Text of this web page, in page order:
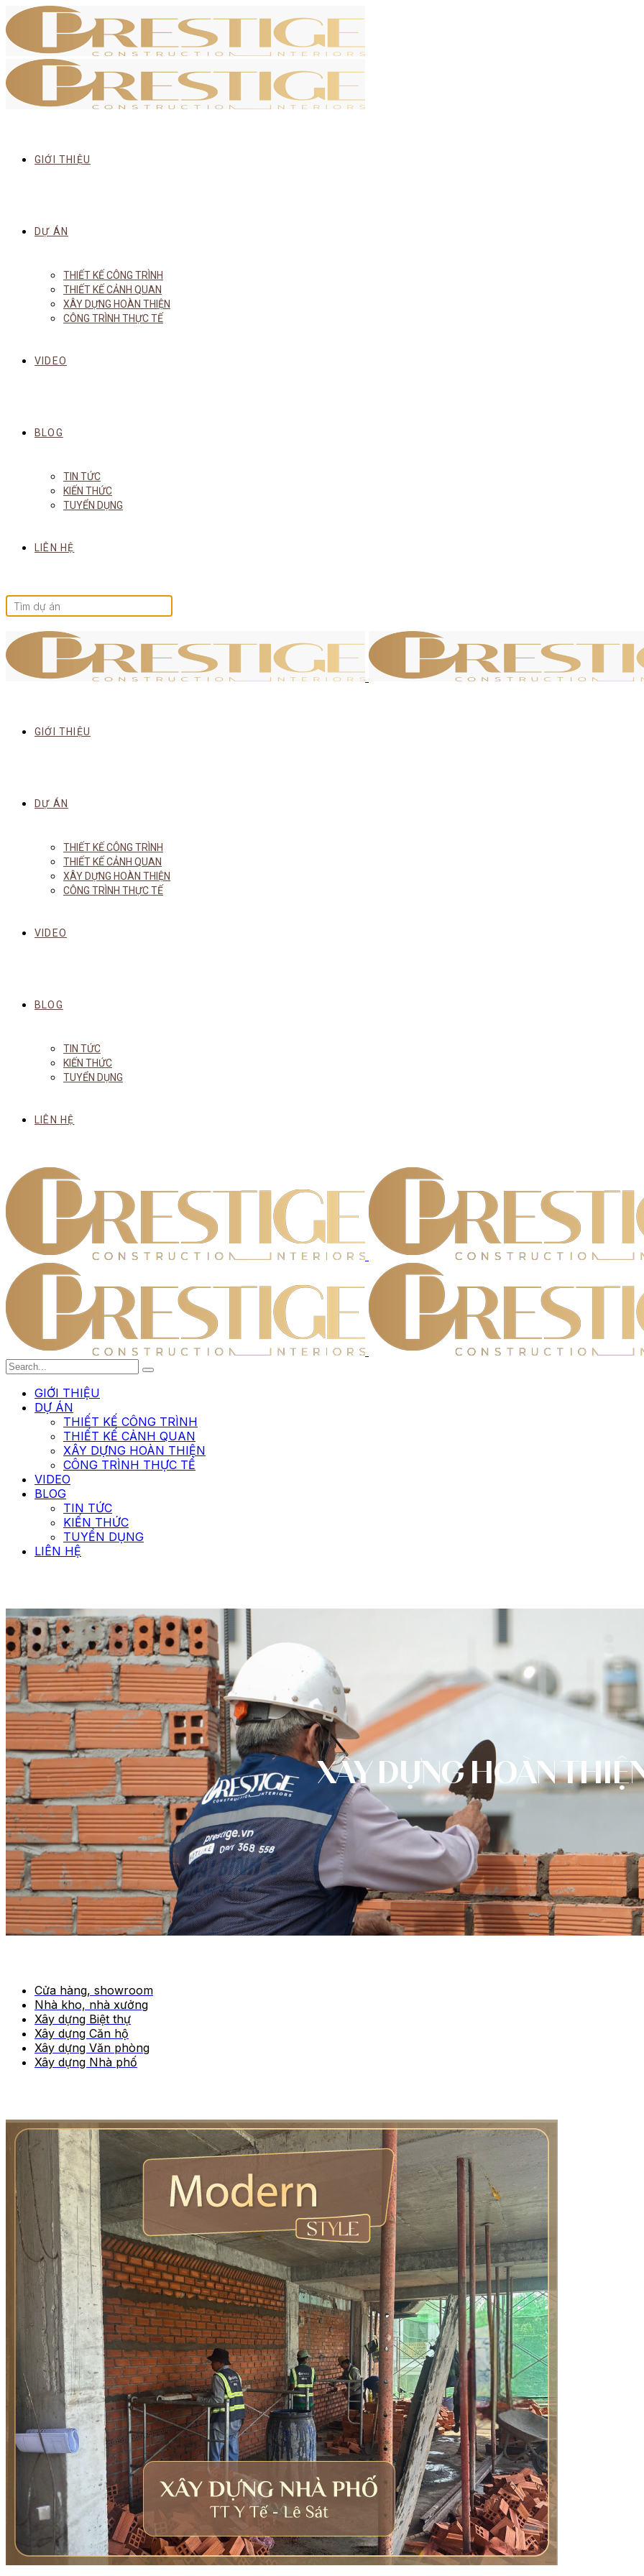
GIỚI THIỆU
DỰ ÁN
THIẾT KẾ CÔNG TRÌNH
THIẾT KẾ CẢNH QUAN
XÂY DỰNG HOÀN THIỆN
CÔNG TRÌNH THỰC TẾ
VIDEO
BLOG
TIN TỨC
KIẾN THỨC
TUYỂN DỤNG
LIÊN HỆ
GIỚI THIỆU
DỰ ÁN
THIẾT KẾ CÔNG TRÌNH
THIẾT KẾ CẢNH QUAN
XÂY DỰNG HOÀN THIỆN
CÔNG TRÌNH THỰC TẾ
VIDEO
BLOG
TIN TỨC
KIẾN THỨC
TUYỂN DỤNG
LIÊN HỆ
GIỚI THIỆU
DỰ ÁN
THIẾT KẾ CÔNG TRÌNH
THIẾT KẾ CẢNH QUAN
XÂY DỰNG HOÀN THIỆN
CÔNG TRÌNH THỰC TẾ
VIDEO
BLOG
TIN TỨC
KIẾN THỨC
TUYỂN DỤNG
LIÊN HỆ
XÂY DỰNG HOÀN
Cửa hàng, showroom
Nhà kho, nhà xưởng
Xây dựng Biệt thự
Xây dựng Căn hộ
Xây dựng Văn phòng
Xây dựng Nhà phố